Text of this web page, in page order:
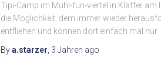
Tipi-Camp im Mühl-fun-viertel in Klaffer am
die Möglichkeit, dem immer wieder
entfliehen und können dort einfach mal nur
Bya.starzer 3 Jahren ago